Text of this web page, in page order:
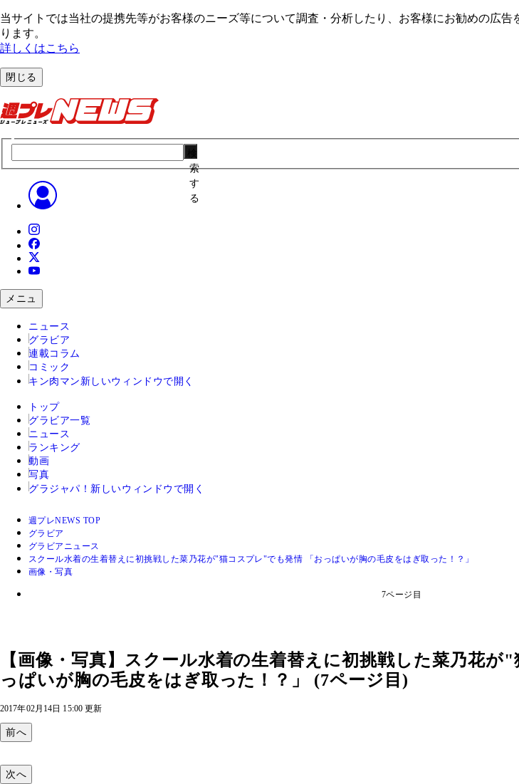
当サイトでは当社の提携先等がお客様のニーズ等について調査・分析したり、お客様にお勧めの広告
ります。
詳しくはこちら
閉じる
索
す
る
メニュ
ニュース
グラビア
連載コラム
コミック
キン肉マン 新しいウィンドウで開く
トップ
グラビア一覧
ニュース
ランキング
動画
写真
グラジャパ！ 新しいウィンドウで開く
週プレNEWS TOP
グラビア
グラビアニュース
スクール水着の生着替えに初挑戦した菜乃花が"猫コスプレ"でも発情 「おっぱいが胸の毛皮をはぎ取った！？」
画像・写真
7ページ目
【画像・写真】スクール水着の生着替えに初挑戦した菜乃花
っぱいが胸の毛皮をはぎ取った！？」 (7ページ目)
2017年02月14日 15:00 更新
前へ
次へ